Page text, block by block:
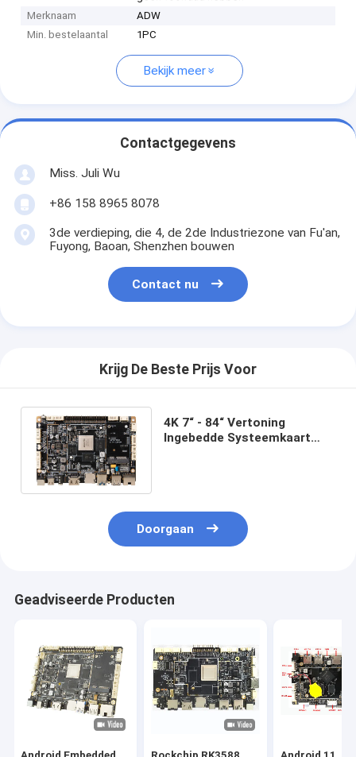
Merknaam
ADW
Min. bestelaantal
1PC
Bekijk meer
Contactgegevens
Miss. Juli Wu
+86 158 8965 8078
3de verdieping, die 4, de 2de Industriezone van Fu'an,
Fuyong, Baoan, Shenzhen bouwen
Contact nu
Krijg De Beste Prijs Voor
4K 7“ - 84“ Vertoning
Ingebedde Systeemkaart
Doorgaan
Geadviseerde Producten